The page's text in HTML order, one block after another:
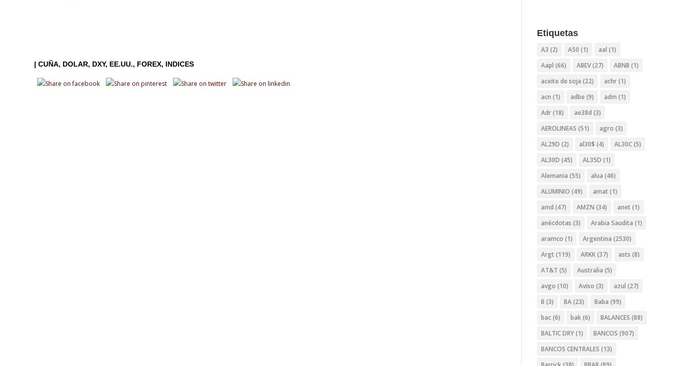
|CUÑA DOLAR DXY EE.UU. FOREX INDICES
Etiquetas
A3 (2) A50 (1) aal (1)
Aapl (66) ABEV(27) ABNB (1)
aceite de soja (22) achr(1)
acn (1) adbe (9) adm (1)
Adr(18) ae38d (3)
AEROLINEAS (51) agro (3)
AL29D (2) al30$ (4) AL30C(5)
AL30D (45) AL35D (1)
Alemania (55) alua (46)
ALUMINIO (49) amat (1)
amd (47) AMZN (34) anet (1)
anécdotas (3) Arabia Saudita (1)
aramco (1) Argentina (2530)
Argt (119) ARKK(37) asts (8)
AT&T (5) Australia (5)
avgo (10) Aviso (3) azul (27)
B (3) BA(23) Baba (99)
bac(6) bak(6) BALANCES (88)
BALTIC DRY(1) BANCOS (907)
BANCOS CENTRALES (13)